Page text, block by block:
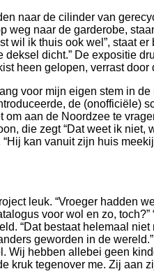
naar de cilinder van
weg naar de garderobe,
wil ik thuis ook wel”, staat
dicht.” De expositie
heen gelopen, verrast
voor mijn eigen stem in
de (onofficiële)
aan de Noordzee te
die zegt “Dat weet ik niet,
kan vanuit zijn huis
leuk. “Vroeger hadden
voor wol en zo,
“Dat bestaat helemaal
geworden in de wereld.”
Wij hebben allebei geen
kruk tegenover me. Zij aan